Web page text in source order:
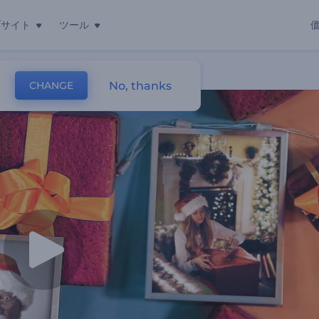
イト ツール
CHANGE No, thanks